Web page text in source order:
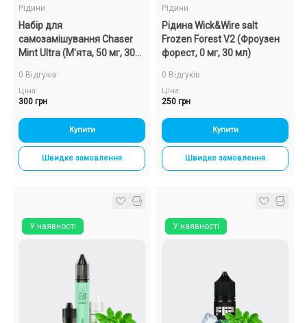
Рідини
Набір для
самозамішування Chaser
Mint Ultra (М'ята, 50 мг, 30
0 Відгуків
Ціна:
300 грн
Купити
Швидке замовлення
Рідини
Рідина Wick&Wire salt
Frozen Forest V2 (Фроузен
форест, 0 мг, 30 мл)
0 Відгуків
Ціна:
250 грн
Купити
Швидке замовлення
У наявності У наявності